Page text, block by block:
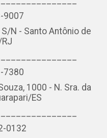
9007
N - Santo Antônio de
7380
1000 - N. Sra. da
ES
0132